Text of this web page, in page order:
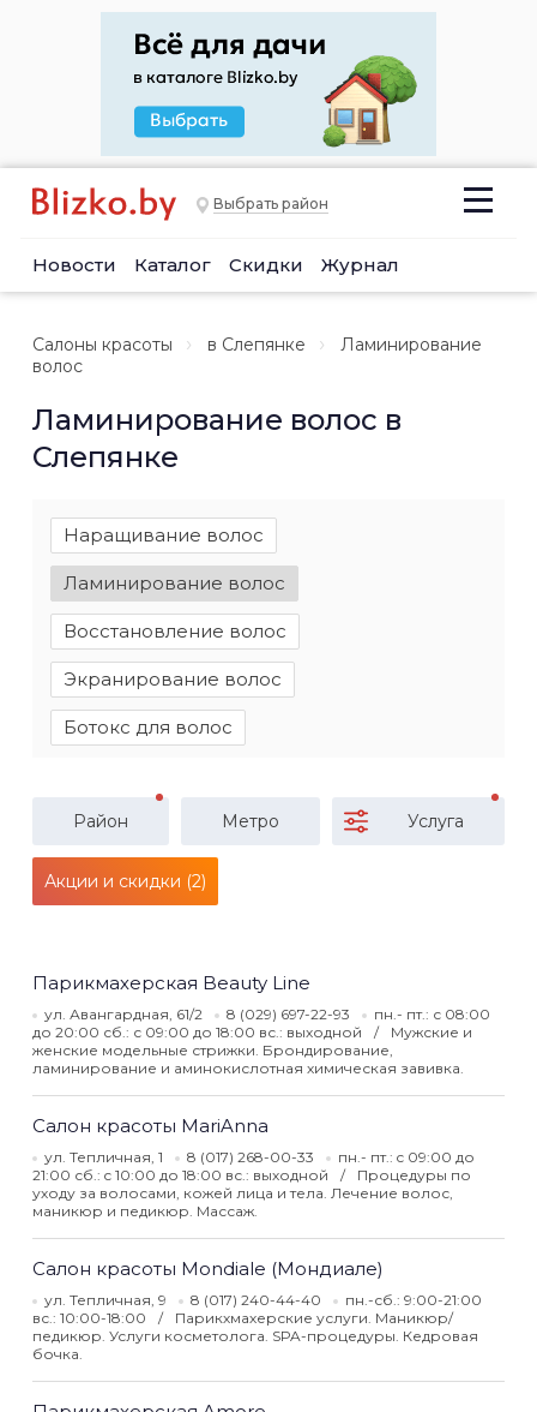
Выбрать район
Новости Каталог Скидки Журнал
Салоны красоты в Слепянке
Ламинирование
волос
Ламинирование волос в
Слепянке
Наращивание волос
Ламинирование волос
Восстановление волос
Экранирование волос
Ботокс для волос
Район Метро Услуга
Акции и скидки (2)
Парикмахерская Beauty Line
ул. Авангардная, 61/2 8 (029) 697-22-93
пн.- пт.: с 08:00
до 20:00 сб.: с 09:00 до 18:00 вс.: выходной
Мужские и
женские модельные стрижки. Брондирование,
ламинирование и аминокислотная химическая завивка.
Салон красоты MariAnna
ул. Тепличная, 1 8 (017) 268-00-33
пн.- пт.: c 09:00 до
21:00 сб.: c 10:00 до 18:00 вс.: выходной
Процедуры по
уходу за волосами, кожей лица и тела. Лечение волос,
маникюр и педикюр. Массаж.
Салон красоты Mondiale (Мондиале)
ул. Тепличная, 9 8 (017) 240-44-40
пн.-сб.: 9:00-21:00
вс.: 10:00-18:00
Парикхмахерские услуги. Маникюр/
педикюр. Услуги косметолога. SPA-процедуры. Кедровая
бочка.